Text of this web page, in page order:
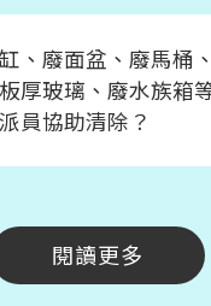
、廢面盆、廢馬桶
厚玻璃、廢水族箱
員協助清除？
閱讀更多